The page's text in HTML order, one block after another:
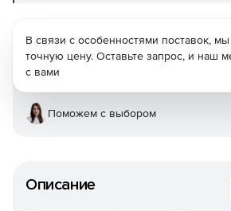
Описание
В связи с особенностями поставок,
точную цену. Оставьте запрос, и наш
с вами
Поможем с выбором